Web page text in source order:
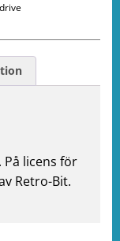
licens för
Retro-Bit.